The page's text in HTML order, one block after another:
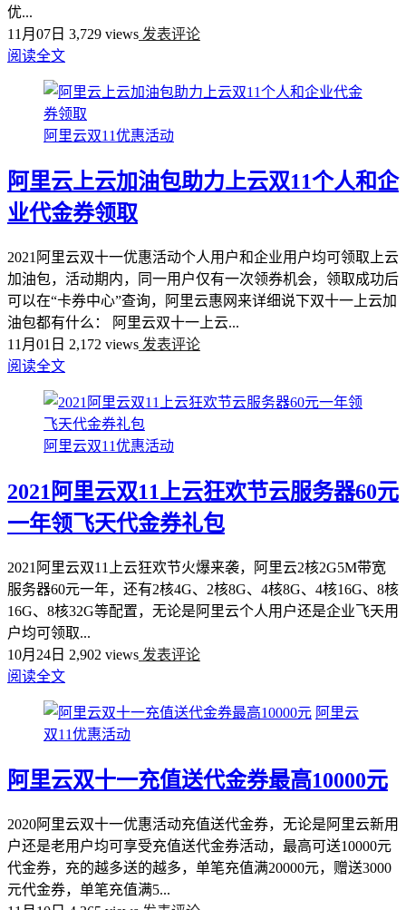
优...
11月07日 3,729 views 发表评论
阅读全文
阿里云双11优惠活动
阿里云上云加油包助力上云双11个人和企
业代金券领取
2021阿里云双十一优惠活动个人用户和企业用户均可领取上云
加油包，活动期内，同一用户仅有一次领券机会，领取成功后
可以在“卡券中心”查询，阿里云惠网来详细说下双十一上云加
油包都有什么： 阿里云双十一上云...
11月01日 2,172 views 发表评论
阅读全文
阿里云双11优惠活动
2021阿里云双11上云狂欢节云服务器60元
一年领飞天代金券礼包
2021阿里云双11上云狂欢节火爆来袭，阿里云2核2G5M带宽
服务器60元一年，还有2核4G、2核8G、4核8G、4核16G、8核
16G、8核32G等配置，无论是阿里云个人用户还是企业飞天用
户均可领取...
10月24日 2,902 views 发表评论
阅读全文
阿里云
双11优惠活动
阿里云双十一充值送代金券最高10000元
2020阿里云双十一优惠活动充值送代金券，无论是阿里云新用
户还是老用户均可享受充值送代金券活动，最高可送10000元
代金券，充的越多送的越多，单笔充值满20000元，赠送3000
元代金券，单笔充值满5...